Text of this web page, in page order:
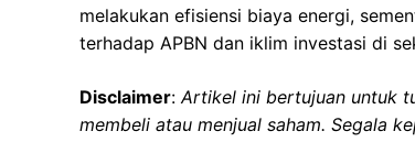
melakukan efisiensi biaya energi,
terhadap APBN dan iklim investasi di
Disclaimer: Artikel ini bertujuan untuk
membeli atau menjual saham. Segala